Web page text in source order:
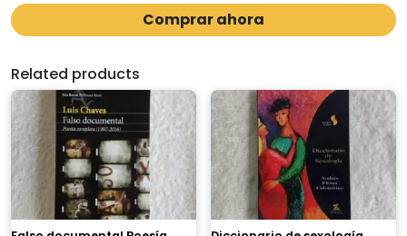
Comprar ahora
Related products